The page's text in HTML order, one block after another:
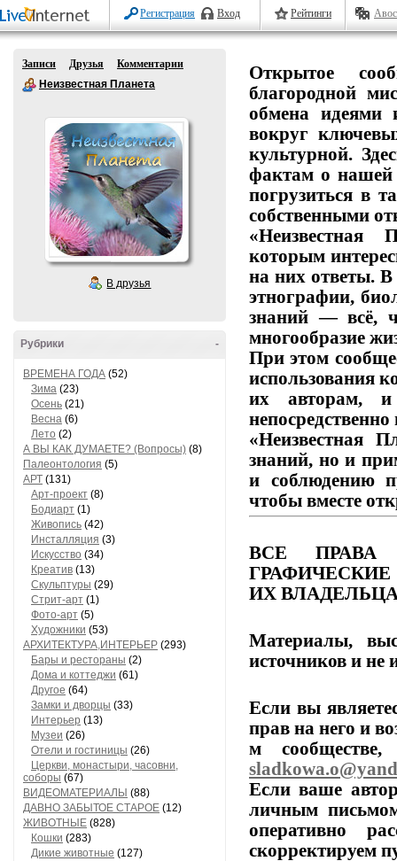
Регистрация Вход Рейтинги
Записи Друзья
Комментарии
Неизвестная Планета
В друзья
-
Рубрики
ВРЕМЕНА ГОДА (52)
Зима (23)
Осень (21)
Весна (6)
Лето (2)
А ВЫ КАК ДУМАЕТЕ? (Вопросы) (8)
Палеонтология (5)
АРТ (131)
Арт-проект (8)
Бодиарт (1)
Живопись (42)
Инсталляция (3)
Искусство (34)
Креатив (13)
Скульптуры (29)
Стрит-арт (1)
Фото-арт (5)
Художники (53)
АРХИТЕКТУРА,ИНТЕРЬЕР (293)
Бары и рестораны (2)
Дома и коттеджи (61)
Другое (64)
Замки и дворцы (33)
Интерьер (13)
Музеи (26)
Отели и гостиницы (26)
Церкви, монастыри, часовни,
соборы (67)
ВИДЕОМАТЕРИАЛЫ (88)
ДАВНО ЗАБЫТОЕ СТАРОЕ (12)
ЖИВОТНЫЕ (828)
Кошки (283)
Дикие животные (127)
Открытое
благородной
обмена идеями
вокруг
культурной.
фактам о нашей
погрузиться в
собственными
«Неизвестная
которым
на них ответы.В
этнографии,
знаний — всё,
многообразие
При этом
использования
их авторам,и
«Неизвестная
знаний, но и
и соблюдению
чтобы вместе
ВСЕ ПРАВА
ГРАФИЧЕСКИЕ
ИХ
Материалы,
источников и не
Если вы
прав на него и
м сообществе,
Если ваше
личным
оперативно
скорректируем